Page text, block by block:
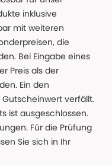
inklusive
mit weiteren
die
Bei Eingabe eines
Preis als der
Ein den
verfällt.
ist ausgeschlossen.
Für die Prüfung
Sie sich in Ihr